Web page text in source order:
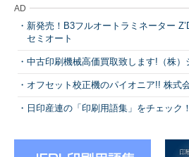
AD
新発売！B3フルオートラミネーター
セミオート
中古印刷機械高価買取致します!（株
オフセット校正機のパイオニア!! 株式
日印産連の「印刷用語集」をチェック！